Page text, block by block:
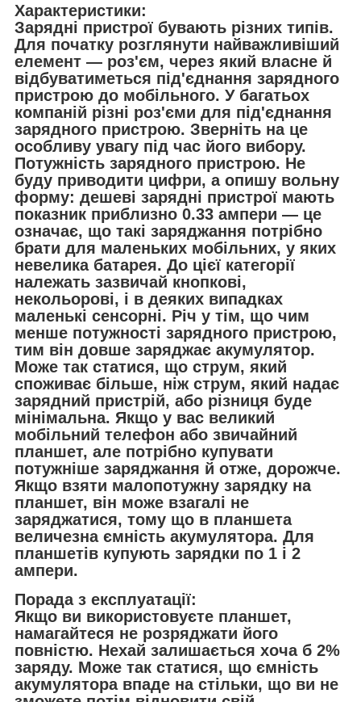
Характеристики:
Зарядні пристрої бувають різних типів.
Для початку розглянути найважливіший
елемент — роз'єм, через який власне й
відбуватиметься під'єднання зарядного
пристрою до мобільного. У багатьох
компаній різні роз'єми для під'єднання
зарядного пристрою. Зверніть на це
особливу увагу під час його вибору.
Потужність зарядного пристрою. Не
буду приводити цифри, а опишу вольну
форму: дешеві зарядні пристрої мають
показник приблизно 0.33 ампери — це
означає, що такі заряджання потрібно
брати для маленьких мобільних, у яких
невелика батарея. До цієї категорії
належать зазвичай кнопкові,
некольорові, і в деяких випадках
маленькі сенсорні. Річ у тім, що чим
менше потужності зарядного пристрою,
тим він довше заряджає акумулятор.
Може так статися, що струм, який
споживає більше, ніж струм, який надає
зарядний пристрій, або різниця буде
мінімальна. Якщо у вас великий
мобільний телефон або звичайний
планшет, але потрібно купувати
потужніше заряджання й отже, дорожче.
Якщо взяти малопотужну зарядку на
планшет, він може взагалі не
заряджатися, тому що в планшета
величезна ємність акумулятора. Для
планшетів купують зарядки по 1 і 2
ампери.
Порада з експлуатації:
Якщо ви використовуєте планшет,
намагайтеся не розряджати його
повністю. Нехай залишається хоча б 2%
заряду. Може так статися, що ємність
акумулятора впаде на стільки, що ви не